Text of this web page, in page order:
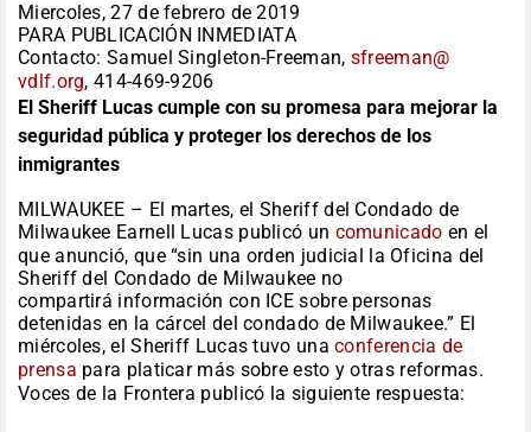
Miercoles, 27 de febrero de 2019
PARA PUBLICACIÓN INMEDIATA
Contacto: Samuel Singleton-Freeman, sfreeman@
vdlf.org, 414-469-9206
El Sheriff Lucas cumple con su promesa para mejorar la
seguridad pública y proteger los derechos de los
inmigrantes
MILWAUKEE – El martes, el Sheriff del Condado de
Milwaukee Earnell Lucas publicó un comunicado en el
que anunció, que “sin una orden judicial la Oficina del
Sheriff del Condado de Milwaukee no
compartirá información con ICE sobre personas
detenidas en la cárcel del condado de Milwaukee.” El
miércoles, el Sheriff Lucas tuvo unaconferencia de
prensa para platicar más sobre esto y otras reformas.
Voces de la Frontera publicó la siguiente respuesta: